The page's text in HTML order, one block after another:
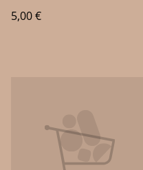
5,00 €